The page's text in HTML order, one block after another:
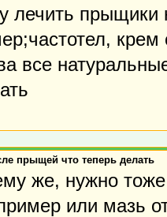
лечить
крем
все
прыщей что теперь делать
же, нужно
или мазь